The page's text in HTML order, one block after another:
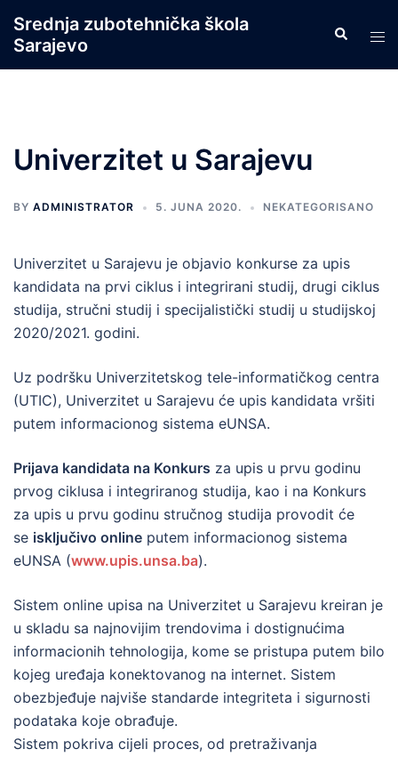
content
Srednja zubotehnička škola
Sarajevo
Search
Univerzitet u Sarajevu
BY ADMINISTRATOR 5. JUNA 2020. NEKATEGORISANO
Univerzitet u Sarajevu je objavio konkurse za upis
kandidata na prvi ciklus i integrirani studij, drugi ciklus
studija, stručni studij i specijalistički studij u studijskoj
2020/2021. godini.
Uz podršku Univerzitetskog tele-informatičkog centra
(UTIC), Univerzitet u Sarajevu će upis kandidata vršiti
putem informacionog sistema eUNSA.
Prijava kandidata na Konkurs za upis u prvu godinu
prvog ciklusa i integriranog studija, kao i na Konkurs
za upis u prvu godinu stručnog studija provodit će
se isključivo online putem informacionog sistema
eUNSA (www.upis.unsa.ba).
Sistem online upisa na Univerzitet u Sarajevu kreiran je
u skladu sa najnovijim trendovima i dostignućima
informacionih tehnologija, kome se pristupa putem bilo
kojeg uređaja konektovanog na internet. Sistem
obezbjeđuje najviše standarde integriteta i sigurnosti
podataka koje obrađuje.
Sistem pokriva cijeli proces, od pretraživanja